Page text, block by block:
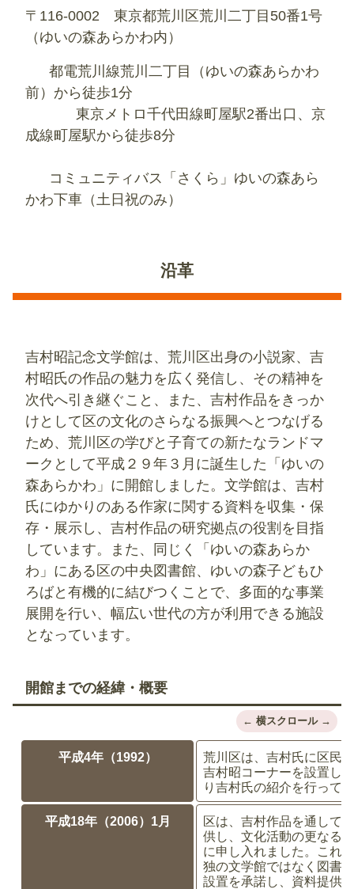
〒116-0002 東京都荒川区荒川二丁目50番1号
（ゆいの森あらかわ内）
都電荒川線荒川二丁目（ゆいの森あらかわ
前）から徒歩1分
東京メトロ千代田線町屋駅2番出口、京
成線町屋駅から徒歩8分
コミュニティバス「さくら」ゆいの森あら
かわ下車（土日祝のみ）
沿革
吉村昭記念文学館は、荒川区出身の小説家、吉
村昭氏の作品の魅力を広く発信し、その精神を
次代へ引き継ぐこと、また、吉村作品をきっか
けとして区の文化のさらなる振興へとつなげる
ため、荒川区の学びと子育ての新たなランドマ
ークとして平成２９年３月に誕生した「ゆいの
森あらかわ」に開館しました。文学館は、吉村
氏にゆかりのある作家に関する資料を収集・保
存・展示し、吉村作品の研究拠点の役割を目指
しています。また、同じく「ゆいの森あらか
わ」にある区の中央図書館、ゆいの森子どもひ
ろばと有機的に結びつくことで、多面的な事業
展開を行い、幅広い世代の方が利用できる施設
となっています。
開館までの経緯・概要
平成4年（1992）
荒川区は、吉村氏に区民
吉村昭コーナーを設置し
り吉村氏の紹介を行って
平成18年（2006）1月
区は、吉村作品を通して
供し、文化活動の更なる
に申し入れました。これ
独の文学館ではなく図書
設置を承諾し、資料提供